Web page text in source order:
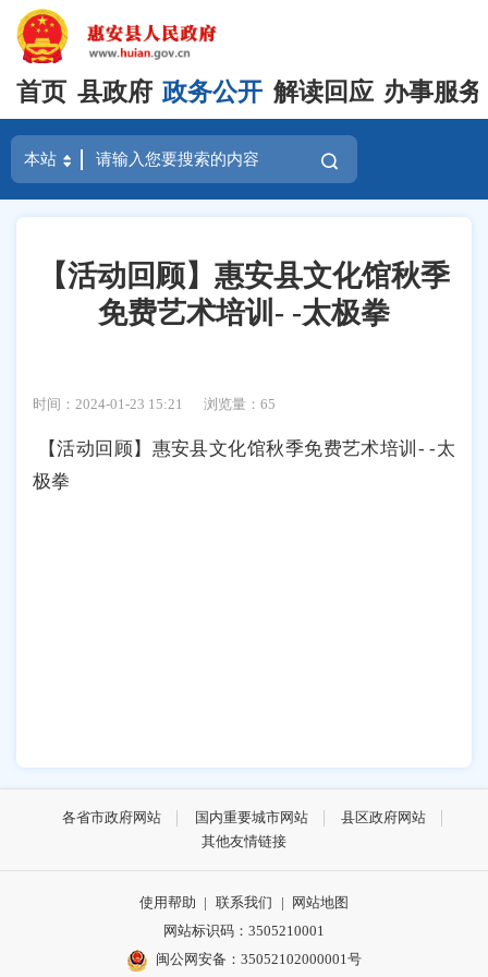
首页 县政府 政务公开 解读回应 办事服务
【活动回顾】惠安县文化馆秋季
免费艺术培训- -太极拳
时间：2024-01-23 15:21 浏览量：65
【活动回顾】惠安县文化馆秋季免费艺术培训- -太
极拳
各省市政府网站 国内重要城市网站
县区政府网站
其他友情链接
使用帮助 | 联系我们 | 网站地图
网站标识码：3505210001
闽公网安备：35052102000001号